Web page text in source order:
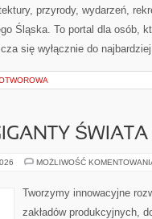
przyrody, wydarzeń,
Śląska. To portal dla osób,
się wyłącznie do
ŚWIATA
MOŻLIWOŚĆ
Tworzymy innowacyjne
zakładów produkcyjnych,